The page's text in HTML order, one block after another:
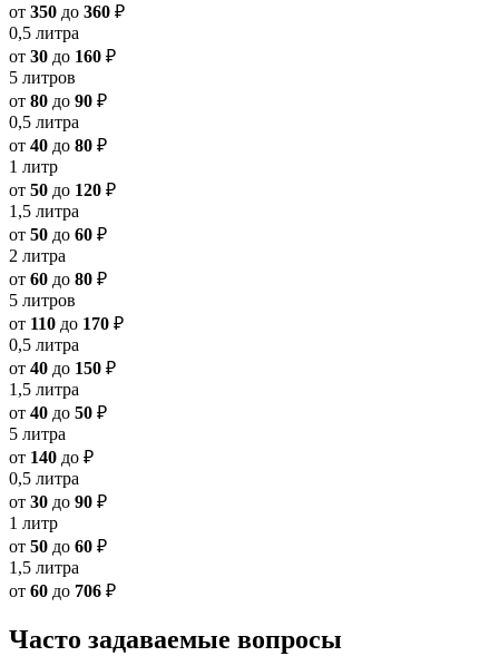
от 350 до 360 ₽
0,5 литра
от 30 до 160 ₽
5 литров
от 80 до 90 ₽
0,5 литра
от 40 до 80 ₽
1 литр
от 50 до 120 ₽
1,5 литра
от 50 до 60 ₽
2 литра
от 60 до 80 ₽
5 литров
от 110 до 170 ₽
0,5 литра
от 40 до 150 ₽
1,5 литра
от 40 до 50 ₽
5 литра
от 140 до ₽
0,5 литра
от 30 до 90 ₽
1 литр
от 50 до 60 ₽
1,5 литра
от 60 до 706 ₽
Часто задаваемые вопросы